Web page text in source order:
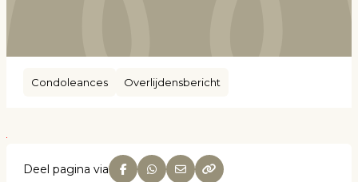
Condoleances Overlijdensbericht
Deel pagina via